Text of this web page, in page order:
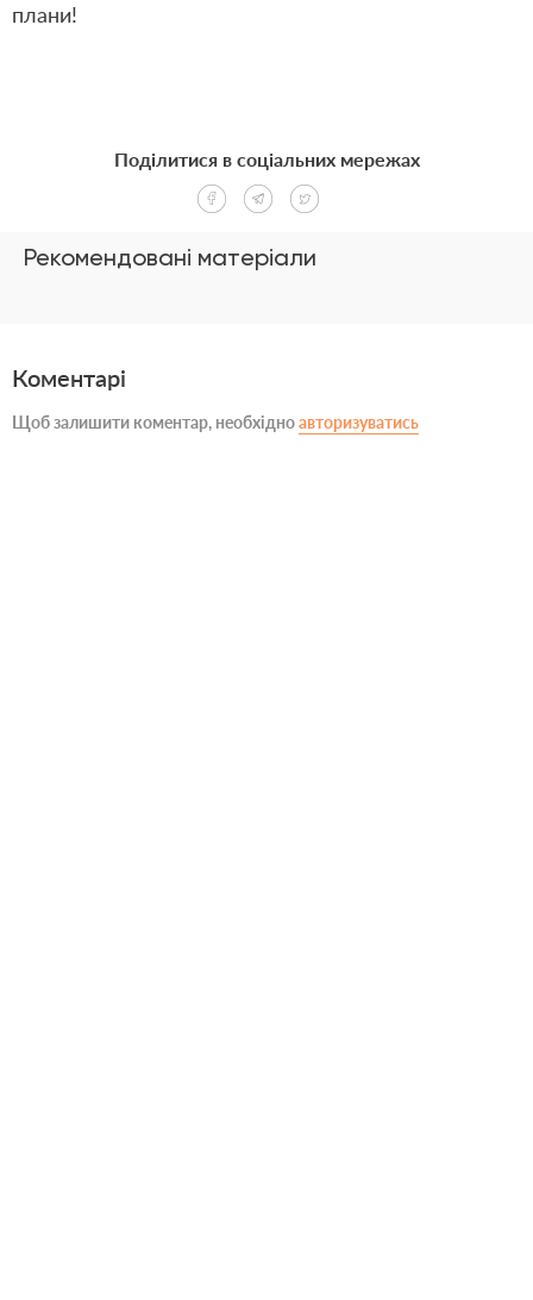
плани!
Рекомендовані матеріали
Поділитися в соціальних мережах
Коментарі
Щоб залишити коментар, необхідноавторизуватись